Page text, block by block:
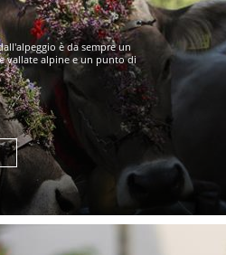
è da sempre un
vallate alpine e un punto di